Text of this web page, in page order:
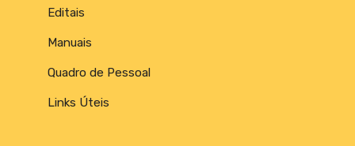
Editais
Manuais
Quadro de Pessoal
Links Úteis